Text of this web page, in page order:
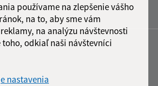
používame na zlepšenie vášho
na to, aby sme vám
na analýzu návštevnosti
odkiaľ naši návštevníci
nastavenia